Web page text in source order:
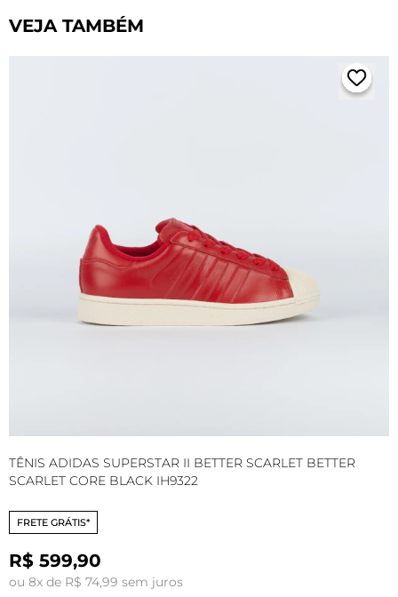
VEJA TAMBÉM
TÊNIS ADIDAS SUPERSTAR II BETTER SCARLET BETTER
SCARLET CORE BLACK IH9322
FRETE GRÁTIS*
R$ 599,90
ou 8x de R$ 74,99 sem juros